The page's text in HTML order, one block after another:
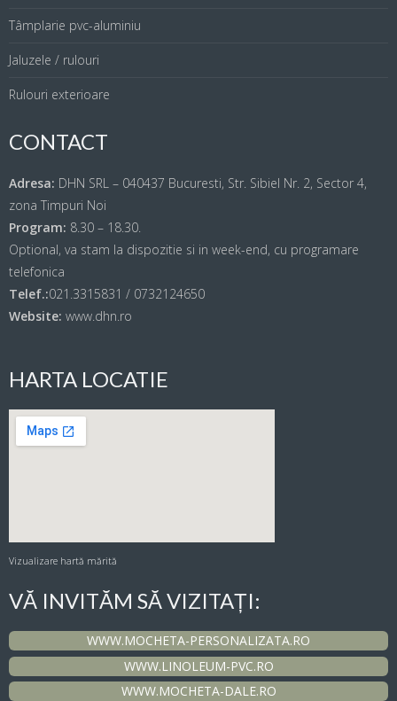
Tâmplarie pvc-aluminiu
Jaluzele / rulouri
Rulouri exterioare
CONTACT
Adresa: DHN SRL – 040437 Bucuresti, Str. Sibiel Nr. 2, Sector 4,
zona Timpuri Noi
Program: 8.30 – 18.30.
Optional, va stam la dispozitie si in week-end, cu programare
telefonica
Telef.:021.3315831 / 0732124650
Website: www.dhn.ro
HARTA LOCATIE
Vizualizare hartă mărită
VĂ INVITĂM SĂ VIZITAȚI:
WWW.MOCHETA-PERSONALIZATA.RO
WWW.LINOLEUM-PVC.RO
WWW.MOCHETA-DALE.RO